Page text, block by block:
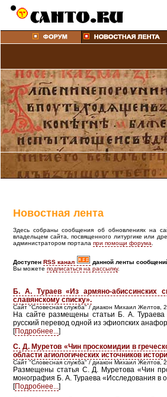
Новостная лента
Здесь собраны сообщения об обновлениях на
владельцем сайта, посвященного литургике или
администратором портала при помощи форума
Доступен RSS канал данной ленты
Вы можете подписаться на рассылку.
Б. А. Тураев «Из армяно-абиссинских
славянскому списку».
Сайт "Словесная служба" / диакон Михаил Желтов,
На сайте размещены статьи Б. А.
русский перевод одной из эфиопских
[Подробнее...]
С. Д. Муретов «Чин проскомидии в
области агиологических источников
Сайт "Словесная служба" / диакон Михаил Желтов,
Размещены статья С. Д. Муретова «Чин
монография Б. А. Тураева «Исследования в
[Подробнее...]